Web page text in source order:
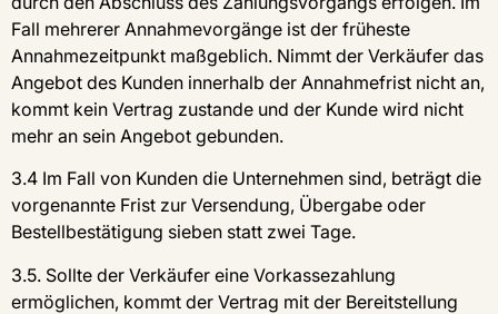
Fall mehrerer Annahmevorgänge ist der früheste
Annahmezeitpunkt maßgeblich. Nimmt der Verkäufer das
Angebot des Kunden innerhalb der Annahmefrist nicht an,
kommt kein Vertrag zustande und der Kunde wird nicht
mehr an sein Angebot gebunden.
3.4 Im Fall von Kunden die Unternehmen sind, beträgt die
vorgenannte Frist zur Versendung, Übergabe oder
Bestellbestätigung sieben statt zwei Tage.
3.5. Sollte der Verkäufer eine Vorkassezahlung
ermöglichen, kommt der Vertrag mit der Bereitstellung